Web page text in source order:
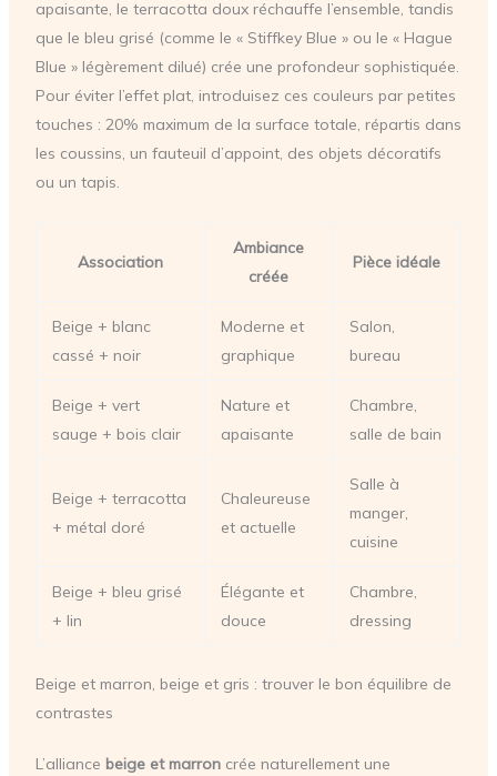
apaisante, le terracotta doux réchauffe l’ensemble, tandis
que le bleu grisé (comme le « Stiffkey Blue » ou le « Hague
Blue » légèrement dilué) crée une profondeur sophistiquée.
Pour éviter l’effet plat, introduisez ces couleurs par petites
touches : 20% maximum de la surface totale, répartis dans
les coussins, un fauteuil d’appoint, des objets décoratifs
ou un tapis.
Association
Ambiance
créée
Pièce idéale
Beige + blanc
cassé + noir
Moderne et
graphique
Salon,
bureau
Beige + vert
sauge + bois clair
Nature et
apaisante
Chambre,
salle de bain
Beige + terracotta
+ métal doré
Chaleureuse
et actuelle
Salle à
manger,
cuisine
Beige + bleu grisé
+ lin
Élégante et
douce
Chambre,
dressing
Beige et marron, beige et gris : trouver le bon équilibre de
contrastes
L’alliance beige et marroncrée naturellement une